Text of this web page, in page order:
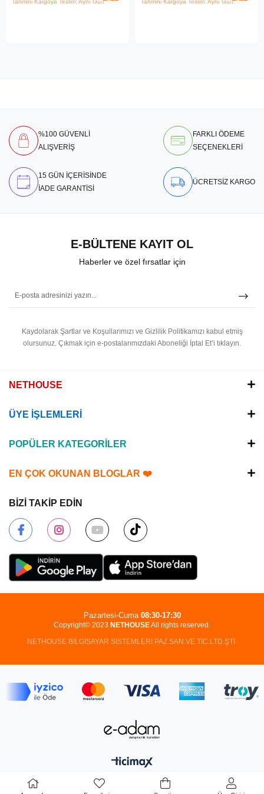
Tahmini Kargoya Teslim: Aynı Gün Tahmini Kargoya Teslim: Aynı Gün
%100 GÜVENLİ
ALIŞVERİŞ
FARKLI ÖDEME
SEÇENEKLERİ
15 GÜN İÇERİSİNDE
İADE GARANTİSİ
ÜCRETSİZ KARGO
E-BÜLTENE KAYIT OL
Haberler ve özel fırsatlar için
Kaydolarak Şartlar ve Koşullarımızı ve Gizlilik Politikamızı kabul etmiş
olursunuz. Çıkmak için e-postalarımızdaki Aboneliği İptal Et’i tıklayın.
NETHOUSE
ÜYE İŞLEMLERİ
POPÜLER KATEGORİLER
EN ÇOK OKUNAN BLOGLAR ❤️
BİZİ TAKİP EDİN
Copyright© 2023 NETHOUSEAll rights reserved.
NETHOUSE BİLGİSAYAR SİSTEMLERİ PAZ.SAN.VE TİC.LTD.ŞTİ.
Pazartesi-Cuma 08:30-17:30